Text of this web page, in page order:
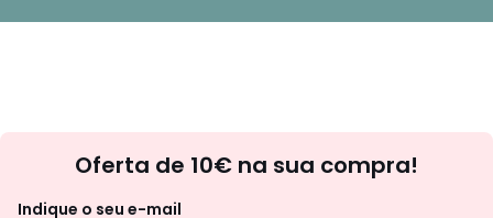
Oferta de 10€ na sua compra!
Indique o seu e-mail